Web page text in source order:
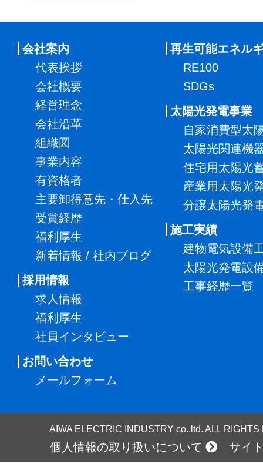
会社案内
代表挨拶
会社概要
経営理念
会社沿革
組織図
事業内容
有資格者
主要卸得意先・仕入先
受賞経歴
福利厚生
新着情報 / 社内ブログ
採用情報
求人情報
福利厚生
社員インタビュー
お問い合わせ
メールフォーム
再生可能エネル
RE100
SDGs
太陽光発電事業
自家消費型太
太陽光関連機
住宅用太陽光
産業用太陽光
分譲太陽光発
施工実績
建物電気設備
太陽光発電設
工事経歴一覧
AIWA ELECTRIC INDUSTRY co.,ltd. ALL
個人情報の取り扱いについて サイ